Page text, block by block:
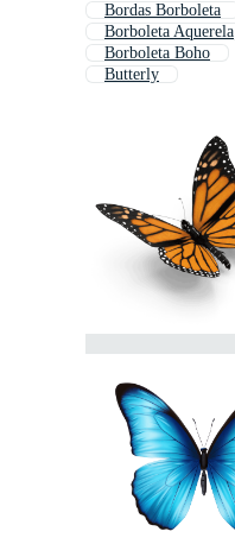
Bordas Borboleta
Borboleta Aquerela
Borboleta Boho
Butterly